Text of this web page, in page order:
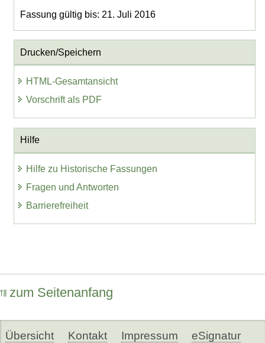
Fassung gültig bis: 21. Juli 2016
Drucken/Speichern
HTML-Gesamtansicht
Vorschrift als PDF
Hilfe
Hilfe zu Historische Fassungen
Fragen und Antworten
Barrierefreiheit
zum Seitenanfang
Übersicht Kontakt Impressum eSignatur